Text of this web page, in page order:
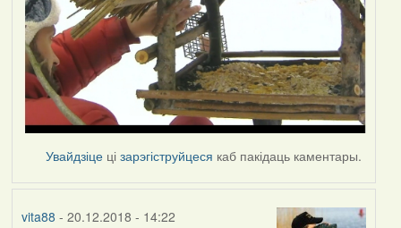
Увайдзіце цізарэгіструйцеся каб пакідаць каментары.
vita88 - 20.12.2018 - 14:22